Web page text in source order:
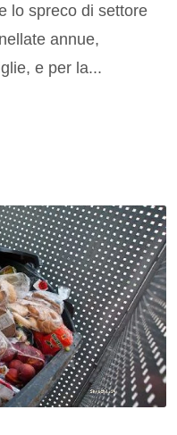
lo spreco di settore
annue,
e per la...